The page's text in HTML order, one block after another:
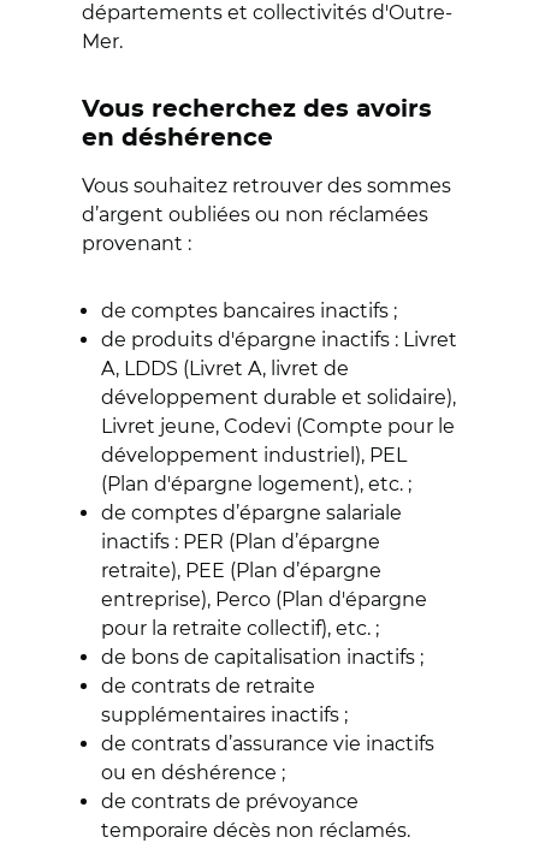
départements et collectivités d'Outre-
Mer.
Vous recherchez des avoirs
en déshérence
Vous souhaitez retrouver des sommes
d’argent oubliées ou non réclamées
provenant :
de comptes bancaires inactifs ;
de produits d'épargne inactifs : Livret
A, LDDS (Livret A, livret de
développement durable et solidaire),
Livret jeune, Codevi (Compte pour le
développement industriel), PEL
(Plan d'épargne logement), etc. ;
de comptes d’épargne salariale
inactifs : PER (Plan d’épargne
retraite), PEE (Plan d’épargne
entreprise), Perco (Plan d'épargne
pour la retraite collectif), etc. ;
de bons de capitalisation inactifs ;
de contrats de retraite
supplémentaires inactifs ;
de contrats d’assurance vie inactifs
ou en déshérence ;
de contrats de prévoyance
temporaire décès non réclamés.